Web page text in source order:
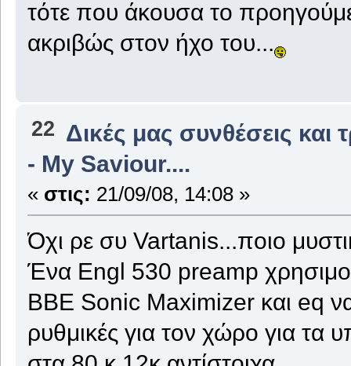
τότε που άκουσα το
ακριβώς στον ήχο του...
22 Δικές μας συνθέσεις και
- My Saviour....
« στις: 21/09/08, 14:08 »
Όχι ρε συ Vartanis...ποιο
Ένα Engl 530 preamp
BBE Sonic Maximizer και eq
ρυθμικές για τον χώρο για τα